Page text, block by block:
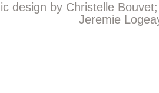
design by Christelle
Jeremie